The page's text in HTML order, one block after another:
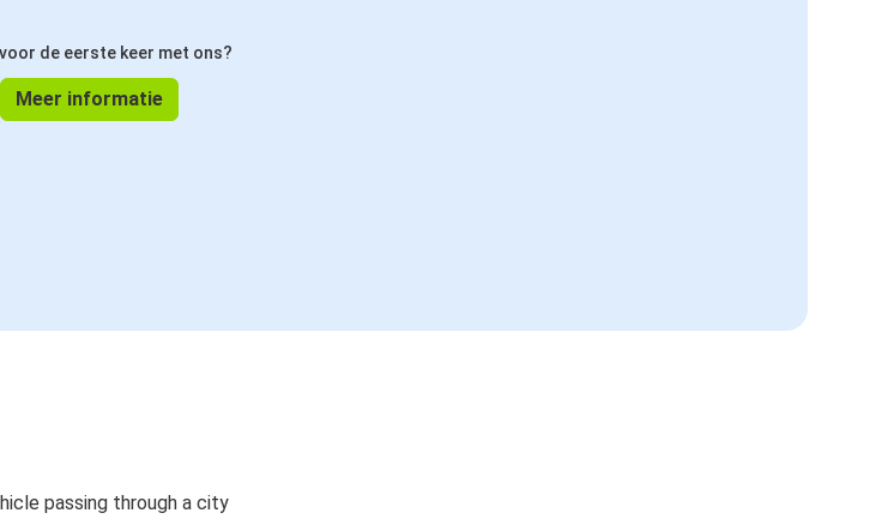
voor de eerste keer met ons?
Meer informatie